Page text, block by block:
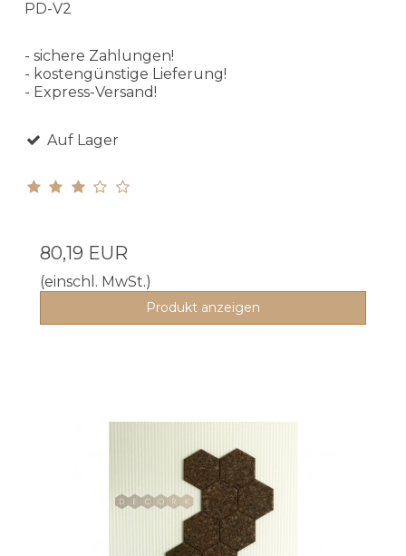
PD-V2
- sichere Zahlungen!
- kostengünstige Lieferung!
- Express-Versand!
Auf Lager
80,19 EUR
(einschl. MwSt.)
Produkt anzeigen